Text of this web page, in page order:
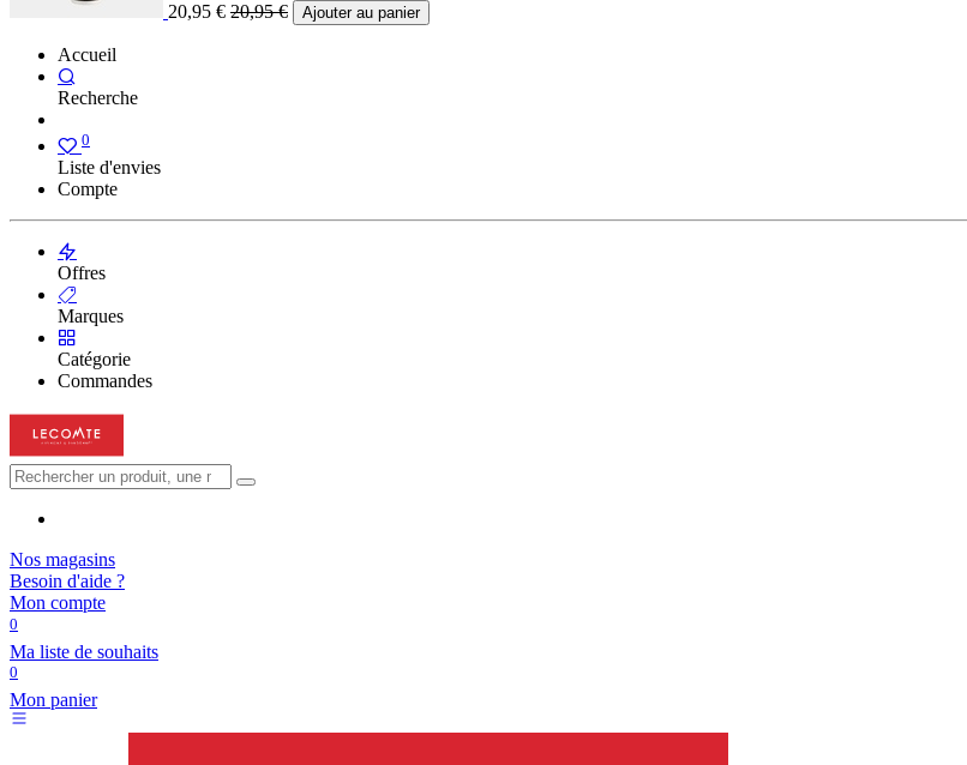
20,95 € 20,95€ Ajouter au panier
Accueil
Recherche
0
Liste d'envies
Compte
Offres
Marques
Catégorie
Commandes
Nos magasins
Besoin d'aide ?
Mon compte
0
Ma liste de souhaits
0
Mon panier